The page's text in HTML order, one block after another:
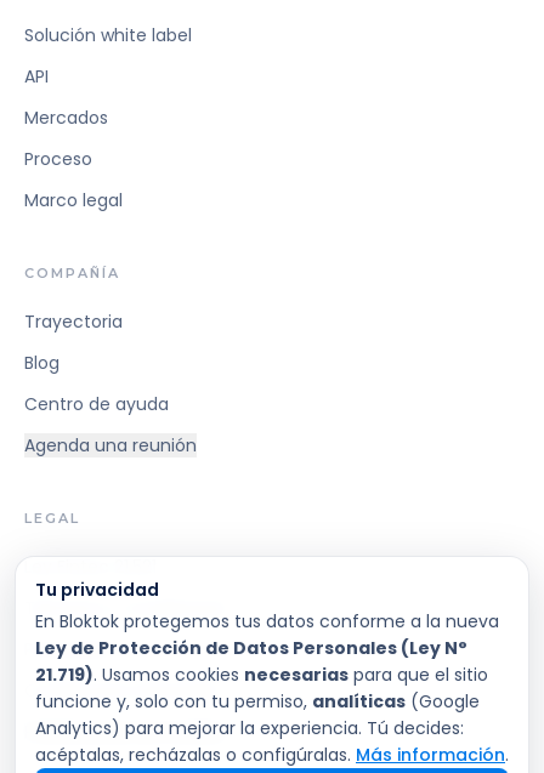
Solución white label
API
Mercados
Proceso
Marco legal
COMPAÑÍA
Trayectoria
Blog
Centro de ayuda
Agenda una reunión
LEGAL
Términos y Condiciones
Privacidad
Condiciones Generales
Preferencias de cookies
Tu privacidad
En Bloktok protegemos tus datos conforme a la nueva
Ley de Protección de Datos Personales (Ley N°
21.719). Usamos cookies necesarias para que el sitio
funcione y, solo con tu permiso, analíticas (Google
Analytics) para mejorar la experiencia. Tú decides:
acéptalas, recházalas o configúralas. Más información.